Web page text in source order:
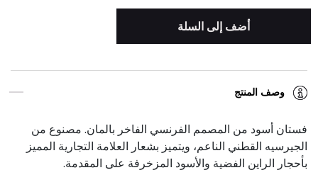
أضف إلى السلة
وصف المنتج
فستان أسود من المصمم الفرنسي الفاخر بالمان. مصنوع من
الجيرسيه القطني الناعم، ويتميز بشعار العلامة التجارية المميز
بأحجار الراين الفضية والأسود المزخرفة على المقدمة.